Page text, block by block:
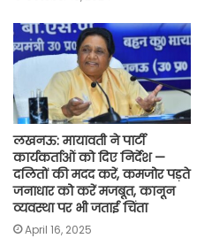
लखनऊ: मायावती ने पार्टी
कार्यकर्ताओं को दिए निर्देश —
दलितों की मदद करें, कमजोर पड़ते
जनाधार को करें मजबूत, कानून
व्यवस्था पर भी जताई चिंता
April 16, 2025